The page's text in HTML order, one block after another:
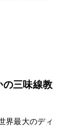
の三味線教
界最大のディ